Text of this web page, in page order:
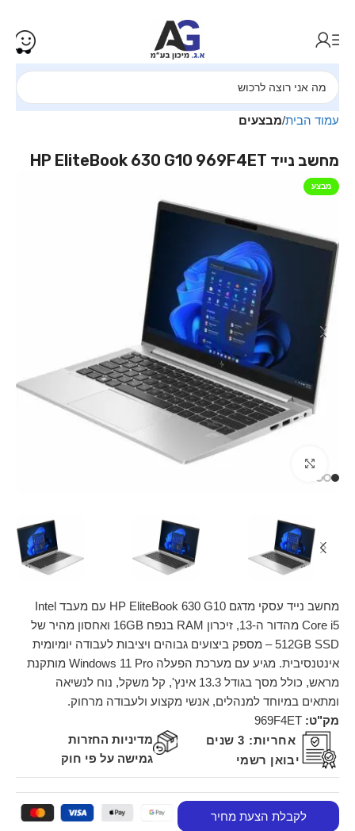
עמוד הבית מבצעים
מחשב נייד HP EliteBook 630 G10 969F4ET
מבצע
מחשב נייד עסקי מדגם HP EliteBook 630 G10 עם מעבד Intel
Core i5 מהדור ה-13, זיכרון RAM בנפח 16GB ואחסון מהיר של
512GB SSD – מספק ביצועים גבוהים ויציבות לעבודה יומיומית
אינטנסיבית. מגיע עם מערכת הפעלה Windows 11 Pro מותקנת
מראש, כולל מסך בגודל 13.3 אינץ', קל משקל, נוח לנשיאה
ומתאים במיוחד למנהלים, אנשי מקצוע ולעבודה מרחוק.
מק"ט: 969F4ET
אחריות:
3 שנים
יבואן רשמי
מדיניות החזרות
גמישה על פי חוק
לקבלת הצעת מחיר